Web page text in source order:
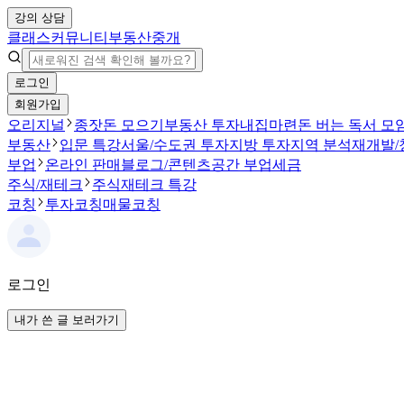
강의 상담
클래스커뮤니티 부동산중개
로그인
회원가입
오리지널 종잣돈 모으기 부동산 투자내집마련 돈 버는 독서 모
부동산
입문 특강서울/수도권 투자지방 투자지역 분석재개발/
부업
온라인 판매 블로그/콘텐츠공간 부업세금
주식/재테크
주식재테크 특강
코칭
투자코칭매물코칭
로그인
내가 쓴 글 보러가기